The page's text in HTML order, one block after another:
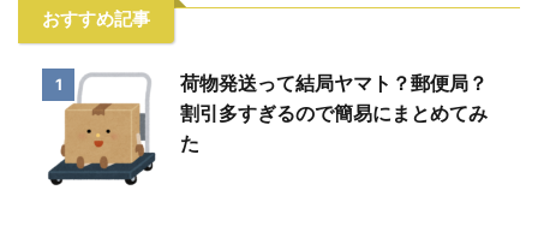
おすすめ記事
1
荷物発送って結局ヤマト？郵便局？
割引多すぎるので簡易にまとめてみ
た